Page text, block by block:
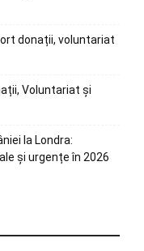
donații, voluntariat
Voluntariat și
la Londra:
și urgențe în 2026